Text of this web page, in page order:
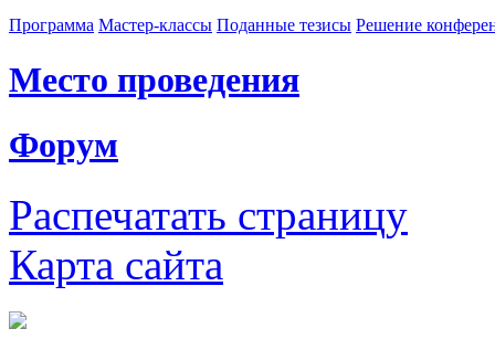
Программа Мастер-классы Поданные тезисы Решение
Место проведения
Форум
Распечатать страницу
Карта сайта